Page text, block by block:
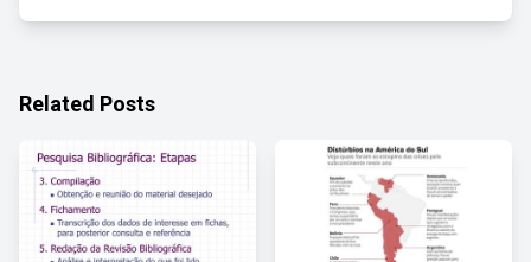
Related Posts